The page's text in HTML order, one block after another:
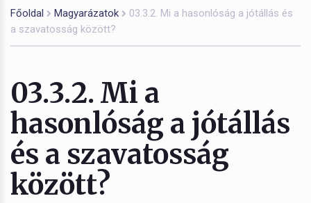
Főoldal Magyarázatok
03.3.2. Mi a hasonlóság a jótállás és
a szavatosság között?
03.3.2. Mi a
hasonlóság a jótállás
és a szavatosság
között?